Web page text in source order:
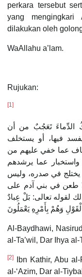
perkara tersebut
yang
dilakukan oleh
WaAllahu a’lam.
Rujukan:
[1]
الدِّماءَ تَعَجُبٌ من أن
فيها، أو يستخلف
عما خفي عليهم من
واستخبار عما يرشدهم
يختلج في صدره، وليس
طعن في بني آدم على
لقوله تعالى: بَلْ عِبادٌ
Al-Baydhawi,
al-Ta’wil, Dar Ihya
[2]
Ibn Kathir, Abu
al-‘Azim, Dar al-